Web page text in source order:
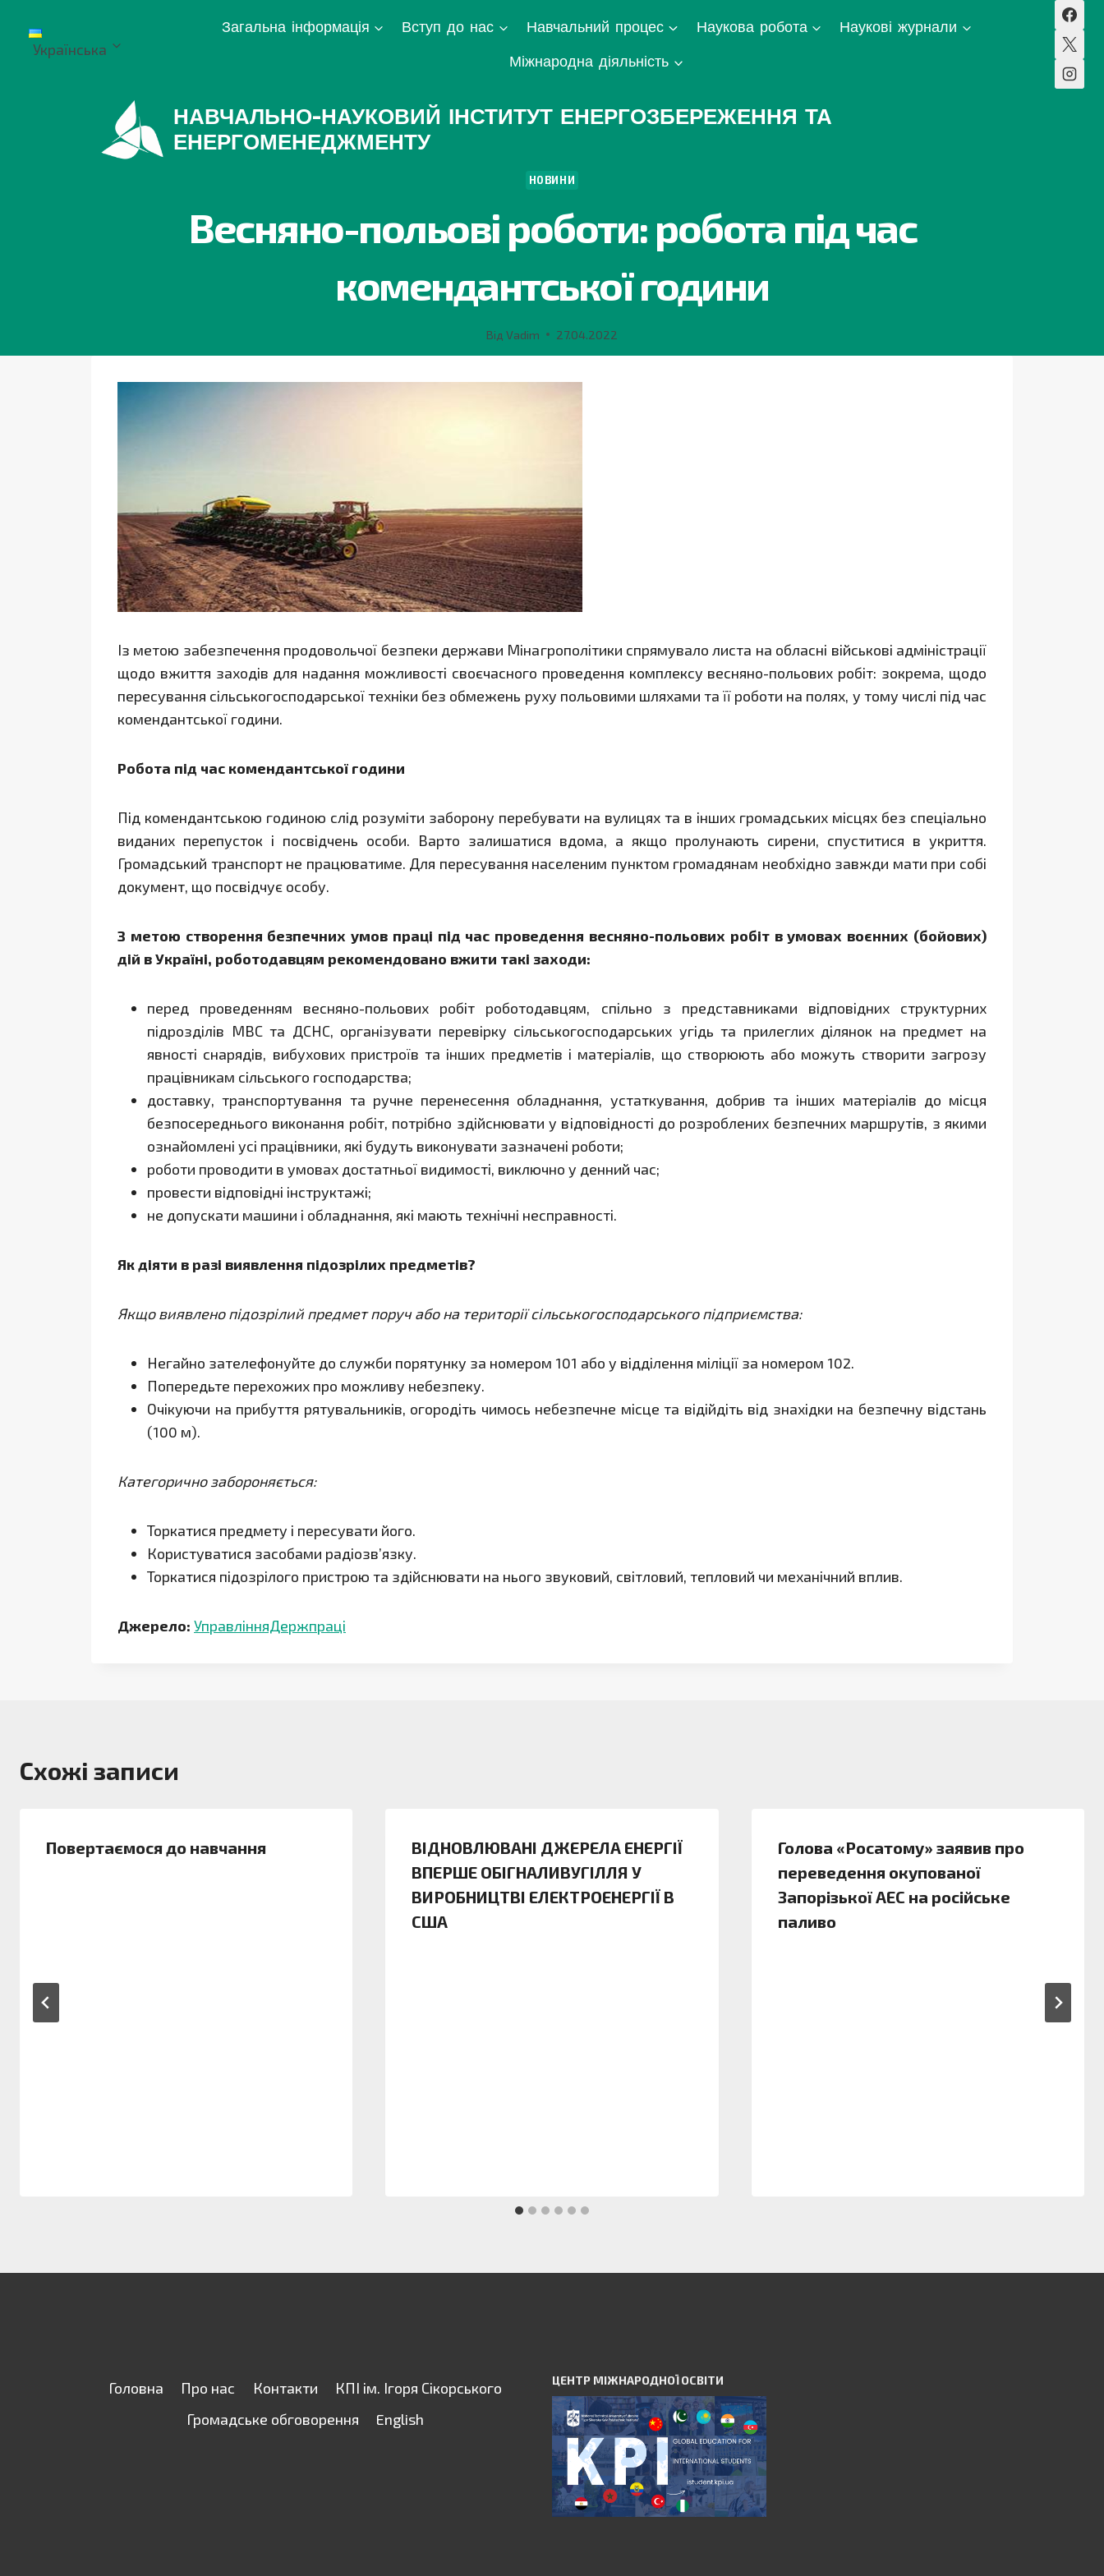
вмістуУкраїнська
Загальна інформація Вступ до нас Навчальний процес Наукова робота
Наукові журнали
Міжнародна діяльність
НАВЧАЛЬНО-НАУКОВИЙ ІНСТИТУТ ЕНЕРГОЗБЕРЕЖЕННЯ ТА
ЕНЕРГОМЕНЕДЖМЕНТУ
НОВИНИ
Весняно-польові роботи: робота під час
комендантської години
Від Vadim 27.04.2022
Із метою забезпечення продовольчої безпеки держави Мінагрополітики спрямувало листа на обласні військові адміністрації
щодо вжиття заходів для надання можливості своєчасного проведення комплексу весняно-польових робіт: зокрема, щодо
пересування сільськогосподарської техніки без обмежень руху польовими шляхами та її роботи на полях, у тому числі під час
комендантської години.
Робота під час комендантської години
Під комендантською годиною слід розуміти заборону перебувати на вулицях та в інших громадських місцях без спеціально
виданих перепусток і посвідчень особи. Варто залишатися вдома, а якщо пролунають сирени, спуститися в укриття.
Громадський транспорт не працюватиме. Для пересування населеним пунктом громадянам необхідно завжди мати при собі
документ, що посвідчує особу.
З метою створення безпечних умов праці під час проведення весняно-польових робіт в умовах воєнних (бойових)
дій в Україні, роботодавцям рекомендовано вжити такі заходи:
перед проведенням весняно-польових робіт роботодавцям, спільно з представниками відповідних структурних
підрозділів МВС та ДСНС, організувати перевірку сільськогосподарських угідь та прилеглих ділянок на предмет на
явності снарядів, вибухових пристроїв та інших предметів і матеріалів, що створюють або можуть створити загрозу
працівникам сільського господарства;
доставку, транспортування та ручне перенесення обладнання, устаткування, добрив та інших матеріалів до місця
безпосереднього виконання робіт, потрібно здійснювати у відповідності до розроблених безпечних маршрутів, з якими
ознайомлені усі працівники, які будуть виконувати зазначені роботи;
роботи проводити в умовах достатньої видимості, виключно у денний час;
провести відповідні інструктажі;
не допускати машини і обладнання, які мають технічні несправності.
Як діяти в разі виявлення підозрілих предметів?
Якщо виявлено підозрілий предмет поруч або на території сільськогосподарського підприємства:
Негайно зателефонуйте до служби порятунку за номером 101 або у відділення міліції за номером 102.
Попередьте перехожих про можливу небезпеку.
Очікуючи на прибуття рятувальників, огородіть чимось небезпечне місце та відійдіть від знахідки на безпечну відстань
(100 м).
Категорично забороняється:
Торкатися предмету і пересувати його.
Користуватися засобами радіозв’язку.
Торкатися підозрілого пристрою та здійснювати на нього звуковий, світловий, тепловий чи механічний вплив.
Джерело: УправлінняДержпраці
Схожі записи
Повертаємося до навчання
ВІДНОВЛЮВАНІ ДЖЕРЕЛА ЕНЕРГІЇ
ВПЕРШЕ ОБІГНАЛИВУГІЛЛЯ У
ВИРОБНИЦТВІ ЕЛЕКТРОЕНЕРГІЇ В
США
Голова «Росатому» заявив про
переведення окупованої
Запорізької АЕС на російське
паливо
Головна Про нас Контакти
КПІ ім. Ігоря Сікорського
Громадське обговорення
English
ЦЕНТР МІЖНАРОДНОЇ ОСВІТИ